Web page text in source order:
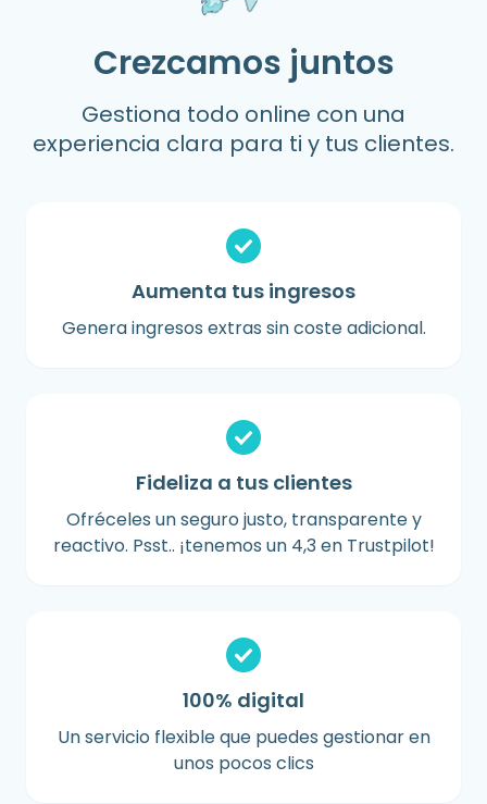
Crezcamos juntos
Gestiona todo online con una
experiencia clara para ti y tus clientes.
Aumenta tus ingresos
Genera ingresos extras sin coste adicional.
Fideliza a tus clientes
Ofréceles un seguro justo, transparente y
reactivo. Psst.. ¡tenemos un 4,3 en Trustpilot!
100% digital
Un servicio flexible que puedes gestionar en
unos pocos clics